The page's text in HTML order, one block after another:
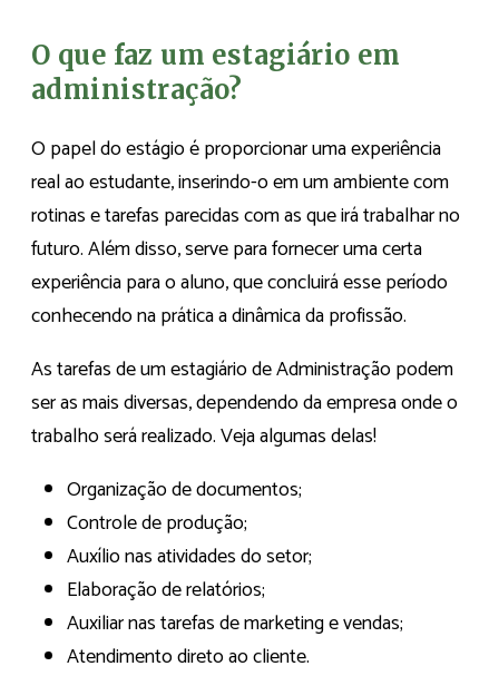
O que faz um estagiário em
administração?
O papel do estágio é proporcionar uma experiência
real ao estudante, inserindo-o em um ambiente com
rotinas e tarefas parecidas com as que irá trabalhar no
futuro. Além disso, serve para fornecer uma certa
experiência para o aluno, que concluirá esse período
conhecendo na prática a dinâmica da profissão.
As tarefas de um estagiário de Administração podem
ser as mais diversas, dependendo da empresa onde o
trabalho será realizado. Veja algumas delas!
Organização de documentos;
Controle de produção;
Auxílio nas atividades do setor;
Elaboração de relatórios;
Auxiliar nas tarefas de marketing e vendas;
Atendimento direto ao cliente.